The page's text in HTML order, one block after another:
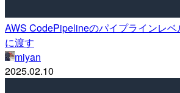
AWS CodePipelineのパイプラインレ
に渡す
miyan
2025.02.10